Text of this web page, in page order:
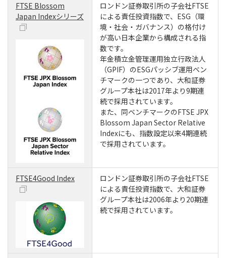
FTSE Blossom
Japan Indexシリーズ
ロンドン証券取引所の子会社FTSE
による責任投資指数で、ESG（環
境・社会・ガバナンス）の格付け
が高い日本企業から構成される指
数です。
年金積立金管理運用独立行政法人
（GPIF）のESGパッシブ運用ベン
チマークの一つであり、大和証券
グループ本社は2017年より9期連
続で採用されています。
また、同ベンチマークのFTSE JPX
Blossom Japan Sector Relative
Indexにも、指数設定以来4期連続
で採用されています。
FTSE4Good Index
ロンドン証券取引所の子会社FTSE
による責任投資指数で、大和証券
グループ本社は2006年より20期連
続で採用されています。